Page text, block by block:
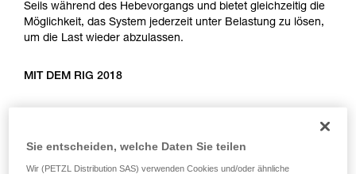
verstehen zu können, müssen Sie zuerst die in
der Gebrauchsanweisung enthaltenen
Informationen richtig verstanden haben.
entsprechende Ausbildung und ein spezielles
Wir geben Beispiele für die mit Ihrer Aktivität
verbundenen Techniken. Möglicherweise gibt es
Seils während des Hebevorgangs und bietet gleichzeitig die
Möglichkeit, das System jederzeit unter Belastung zu lösen,
um die Last wieder abzulassen.
MIT DEM RIG 2018
zurück, so dass der Anwender notfalls das Seil loslassen
kann.
Sie entscheiden, welche Daten Sie teilen
Wir (PETZL Distribution SAS) verwenden Cookies und/oder ähnliche